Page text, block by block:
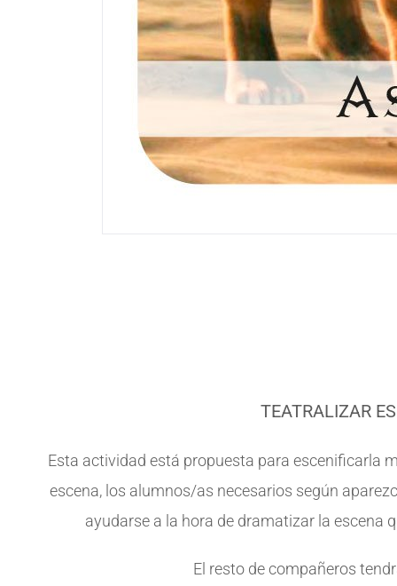
TEATRALIZAR
Esta actividad está propuesta para escenificarla
escena, los alumnos/as necesarios según
ayudarse a la hora de dramatizar la escena
El resto de compañeros